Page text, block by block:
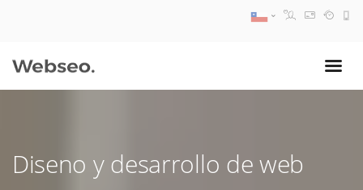
Diseno y desarrollo de web
09:30 AM A 18:30 PM